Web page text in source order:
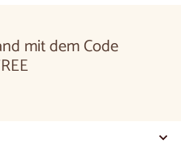
mit dem Code